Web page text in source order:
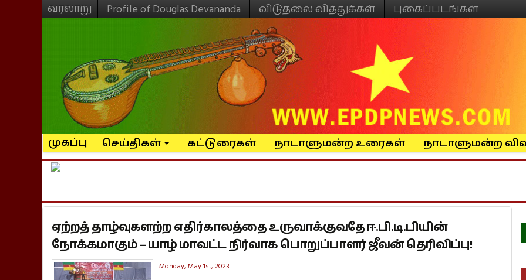
வரலாறு Profile of Douglas Devananda விடுதலை வித்துக்கள் புகைப்படங்கள்
முகப்பு செய்திகள் கட்டுரைகள் நாடாளுமன்ற உரைகள் நாடாளுமன்ற
ஏற்றத் தாழ்வுகளற்ற எதிர்காலத்தை உருவாக்குவதே ஈ.பி.டி.பியின்
நோக்கமாகும் – யாழ் மாவட்ட நிர்வாக பொறுப்பாளர் ஜீவன் தெரிவிப்பு!
Monday, May 1st, 2023